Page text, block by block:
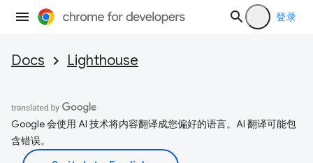
登录
Docs Lighthouse
Google 会使用 AI 技术将内容翻译成您偏好的语言。AI 翻译可能包
含错误。